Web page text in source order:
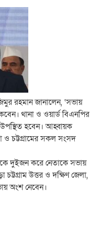
রহমান জানালেন, ‘সভায়
থানা ও ওয়ার্ড বিএনপির
হবেন। আহ্বায়ক
চট্টগ্রামের সকল সংসদ
দুইজন করে নেতাকে সভায়
উত্তর ও দক্ষিণ জেলা,
অংশ নেবেন।